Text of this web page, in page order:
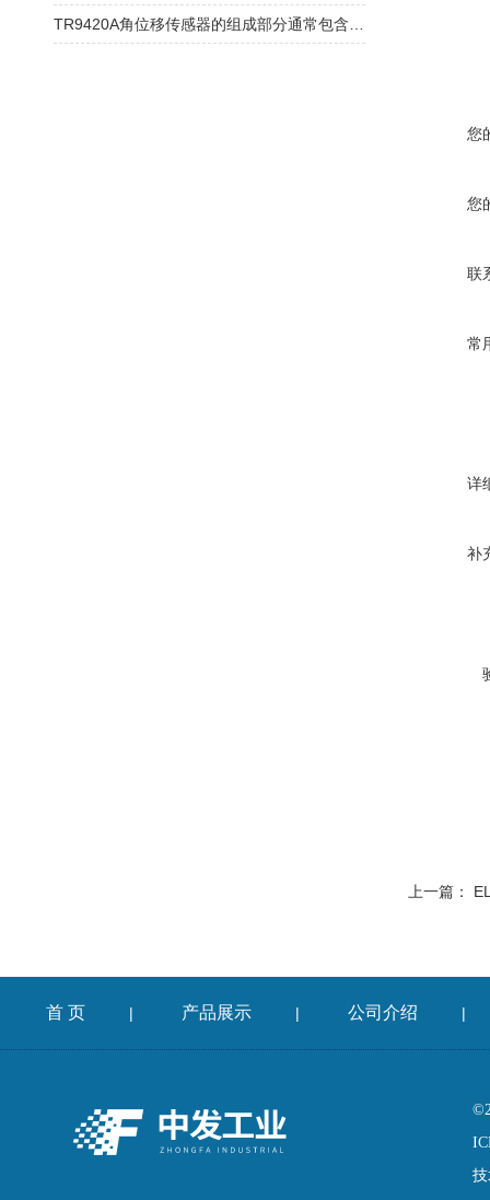
您
您
联
常
详
补
上一篇：
首 页 | 产品展示 | 公司介绍 |